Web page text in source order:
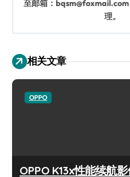
至邮箱：
理。
相关文章
OPPO
OPPO K13x性能续航